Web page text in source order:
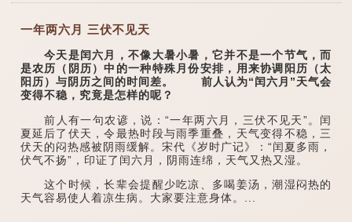
一年两六月 三伏不见天
今天是闰六月，不像大暑小暑，它并不是一个节气，而
是农历（阴历）中的一种特殊月份安排，用来协调阳历（太
阳历）与阴历之间的时间差。 前人认为“闰六月”天气会
变得不稳，究竟是怎样的呢？
前人有一句农谚，说：“一年两六月，三伏不见天”。闰
夏延后了伏天，令最热时段与雨季重叠，天气变得不稳，三
伏天的闷热感被阴雨缓解。宋代《岁时广记》：“闰夏多雨，
伏气不扬”，印证了闰六月，阴雨连绵，天气又热又湿。
这个时候，长辈会提醒少吃凉、多喝姜汤，潮湿闷热的
天气容易使人着凉生病。大家要注意身体。...